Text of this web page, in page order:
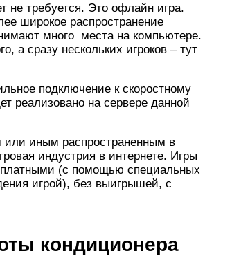
не требуется. Это офлайн игра.
широкое распространение
много места на компьютере.
а сразу нескольких игроков – тут
подключение к скоростному
реализовано на сервере данной
иным распространенным в
индустрия в интернете. Игры
(с помощью специальных
игрой), без выигрышей, с
кондиционера